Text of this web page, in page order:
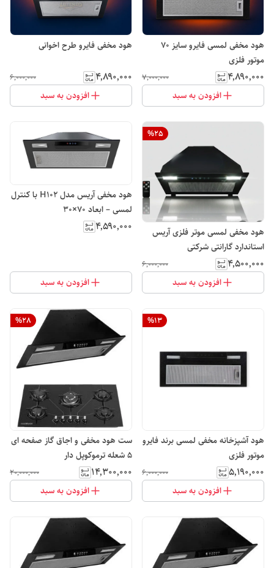
هود مخفی لمسی فایرو سایز ۷۰
موتور فلزی
۴٬۸۹۰٬۰۰۰ ۷٬۰۰۰٬۰۰۰
افزودن به سبد
هود مخفی فایرو طرح اخوانی
۴٬۸۹۰٬۰۰۰ ۶٬۰۰۰٬۰۰۰
افزودن به سبد
%25
هود مخفی لمسی موتر فلزی آریس
استاندارد گارانتی شرکتی
۴٬۵۰۰٬۰۰۰ ۶٬۰۰۰٬۰۰۰
افزودن به سبد
هود مخفی آریس مدل H102 با کنترل
لمسی – ابعاد 70×30
۴٬۵۹۰٬۰۰۰
افزودن به سبد
%13
هود آشپزخانه مخفی لمسی برند فایرو
موتور فلزی
۵٬۱۹۰٬۰۰۰ ۶٬۰۰۰٬۰۰۰
افزودن به سبد
%28
ست هود مخفی و اجاق گاز صفحه ای
۵ شعله ترموکوپل دار
۱۴٬۳۰۰٬۰۰۰ ۲۰٬۰۰۰٬۰۰۰
افزودن به سبد